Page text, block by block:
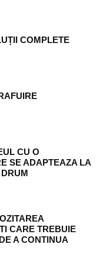
COMPLETE
CU O
SE ADAPTEAZA LA
CARE TREBUIE
A CONTINUA